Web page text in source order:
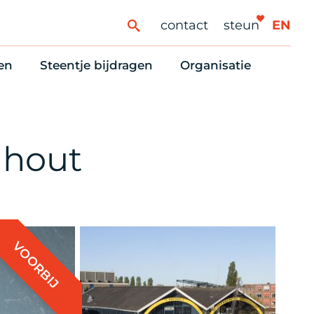
contact steun EN
en huurvragen
Steentje bijdragen
Vriendennieuws
Organisatie
VOORBIJ